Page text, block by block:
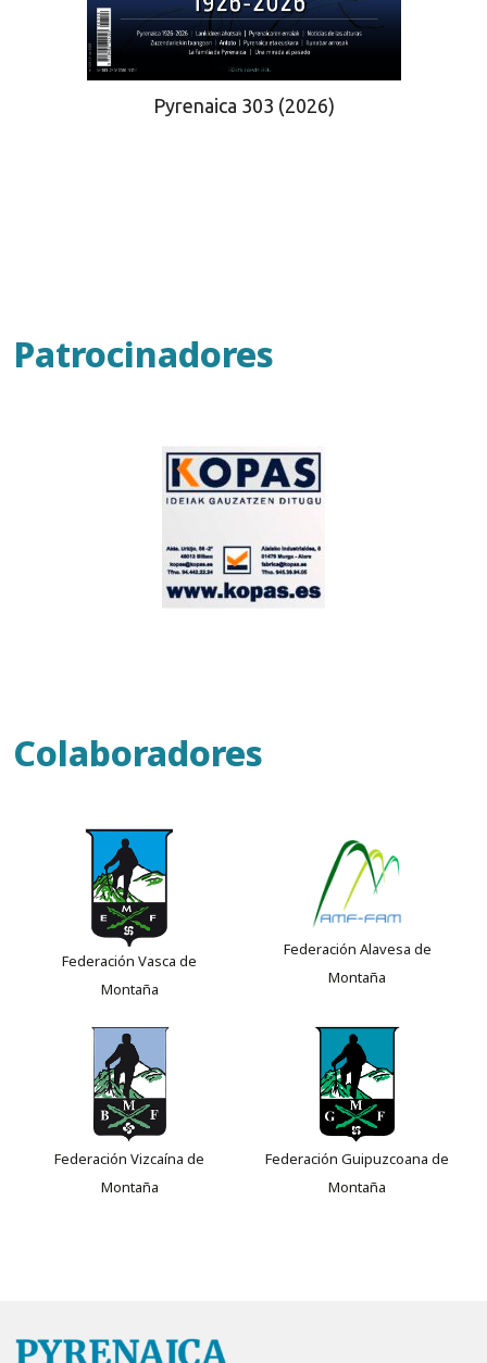
Pyrenaica 303 (2026)
Patrocinadores
Colaboradores
Federación Vasca de
Montaña
Federación Alavesa de
Montaña
Federación Vizcaína de
Montaña
Federación Guipuzcoana de
Montaña